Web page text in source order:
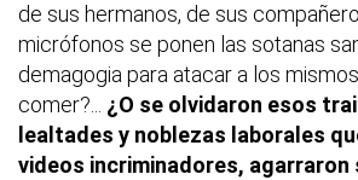
de sus hermanos, de sus
micrófonos se ponen las sotanas
demagogia para atacar a los
comer?... ¿O se olvidaron esos
lealtades y noblezas laborales
videos incriminadores, agarraron